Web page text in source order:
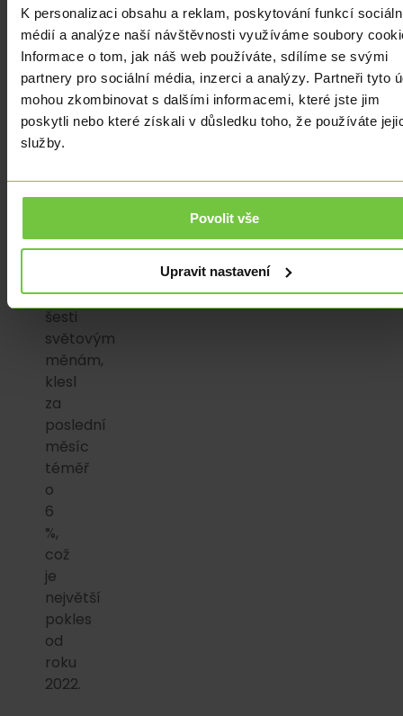
K personalizaci obsahu a reklam, poskytování funkcí
médií a analýze naší návštěvnosti využíváme soubory
Informace o tom, jak náš web používáte, sdílíme se svými
partnery pro sociální média, inzerci a analýzy. Partneři tyto
mohou zkombinovat s dalšími informacemi, které jste jim
poskytli nebo které získali v důsledku toho, že používáte
služby.
Povolit vše
Upravit nastavení
měn,
poptávka
po
bitcoinu
zůstává
silná“.
Index
který
americké
vůči
šesti
světovým
měnám,
klesl
za
poslední
měsíc
téměř
o
6
%,
což
je
největší
pokles
od
roku
2022.